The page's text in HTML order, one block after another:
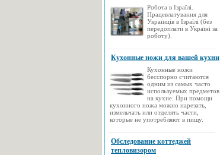
Робота в Ізраїлі.
Працевлатування для
Українців в Ізраїлі (без
передоплати в Україні за
роботу).
Кухонные ножи для вашей кухни
Кухонные ножи
бесспорно считаются
одним из самых часто
используемых предметов
на кухне. При помощи
кухонного ножа можно нарезать,
измельчать или отделять части,
которые не употребляют в пищу.
Обследование коттеджей
тепловизором